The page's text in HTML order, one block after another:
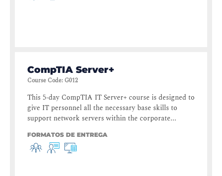
CompTIA Server+
Course Code: G012
This 5-day CompTIA IT Server+ course is designed to
give IT personnel all the necessary base skills to
support network servers within the corporate...
FORMATOS DE ENTREGA